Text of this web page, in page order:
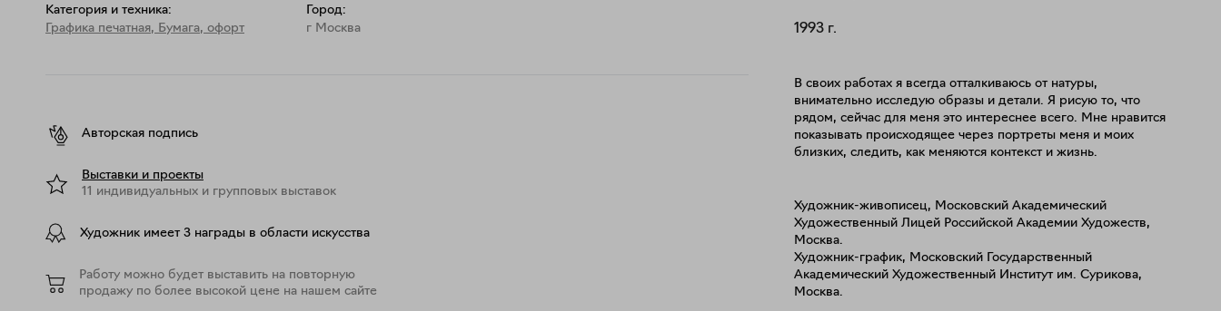
Категория и техника:
Графика печатная, Бумага, офорт
Город:
г Москва
Авторская подпись
Выставки и проекты
11 индивидуальных и групповых выставок
Художник имеет 3 награды в области искусства
Работу можно будет выставить на повторную
продажу по более высокой цене на нашем сайте
1993 г.
В своих работах я всегда отталкиваюсь от натуры,
внимательно исследую образы и детали. Я рисую то, что
рядом, сейчас для меня это интереснее всего. Мне нравится
показывать происходящее через портреты меня и моих
близких, следить, как меняются контекст и жизнь.
Художник-живописец, Московский Академический
Художественный Лицей Российской Академии Художеств,
Москва.
Художник-график, Московский Государственный
Академический Художественный Институт им. Сурикова,
Москва.